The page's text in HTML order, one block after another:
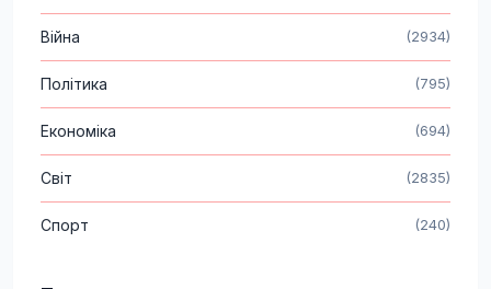
Війна (2934)
Політика (795)
Економіка (694)
Світ (2835)
Спорт (240)